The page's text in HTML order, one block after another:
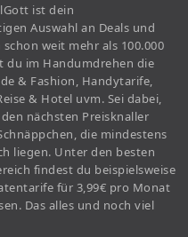
ist dein
Auswahl an Deals und
weit mehr als 100.000
du im Handumdrehen die
& Fashion, Handytarife,
& Hotel uvm. Sei dabei,
nächsten Preisknaller
die mindestens
liegen. Unter den besten
findest du beispielsweise
für 3,99€ pro Monat
Das alles und noch viel